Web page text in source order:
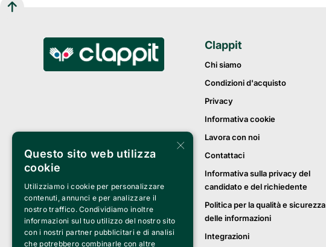
Clappit
Chi siamo
Condizioni d'acquisto
Privacy
Informativa cookie
Lavora con noi
Contattaci
Informativa sulla privacy del
candidato e del richiedente
Politica per la qualità e sicurezza
delle informazioni
Integrazioni
×
Questo sito web utilizza
cookie
Utilizziamo i cookie per personalizzare
contenuti, annunci e per analizzare il
nostro traffico. Condividiamo inoltre
informazioni sul tuo utilizzo del nostro sito
con i nostri partner pubblicitari e di analisi
che potrebbero combinarle con altre